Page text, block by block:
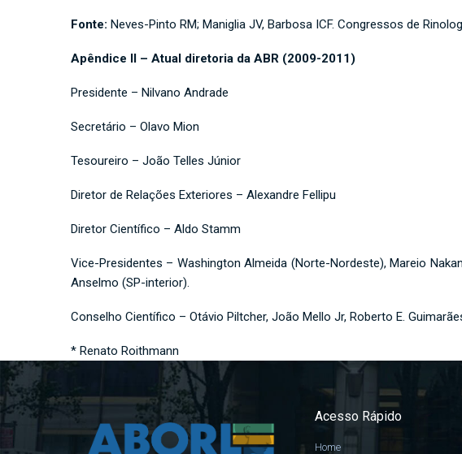
Fonte: Neves-Pinto RM; Maniglia JV, Barbosa ICF. Congressos de
Apêndice II – Atual diretoria da ABR (2009-2011)
Presidente – Nilvano Andrade
Secretário – Olavo Mion
Tesoureiro – João Telles Júnior
Diretor de Relações Exteriores – Alexandre Fellipu
Diretor Científico – Aldo Stamm
Vice-Presidentes – Washington Almeida (Norte-Nordeste), Mareio
Anselmo (SP-interior).
Conselho Científico – Otávio Piltcher, João Mello Jr, Roberto E.
* Renato Roithmann
Acesso Rápido
Home